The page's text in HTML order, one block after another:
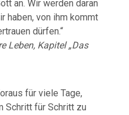
an. Wir werden daran
haben, von ihm kommt
dürfen.“
Leben, Kapitel „Das
für viele Tage,
Schritt für Schritt zu